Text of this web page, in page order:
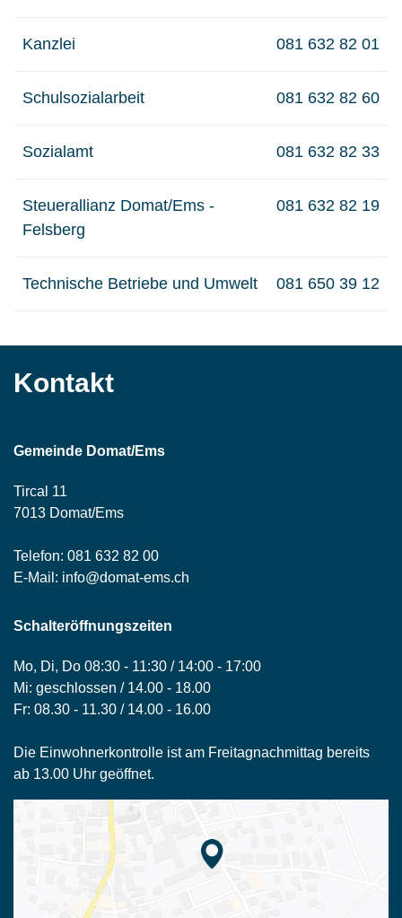
Kanzlei 081 632 82 01
Schulsozialarbeit 081 632 82 60
Sozialamt 081 632 82 33
Steuerallianz Domat/Ems -
Felsberg
081 632 82 19
Technische Betriebe und Umwelt 081 650 39 12
Kontakt
Gemeinde Domat/Ems
Tircal 11
7013 Domat/Ems
Telefon: 081 632 82 00
E-Mail: info@domat-ems.ch
Schalteröffnungszeiten
Mo, Di, Do 08:30 - 11:30 / 14:00 - 17:00
Mi: geschlossen / 14.00 - 18.00
Fr: 08.30 - 11.30 / 14.00 - 16.00
Die Einwohnerkontrolle ist am Freitagnachmittag bereits
ab 13.00 Uhr geöffnet.